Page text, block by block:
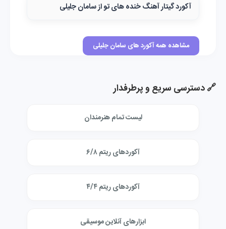
آکورد گیتار آهنگ خنده های تو از سامان جلیلی
مشاهده همه آکورد های سامان جلیلی
🔗 دسترسی سریع و پرطرفدار
لیست تمام هنرمندان
آکوردهای ریتم ۶/۸
آکوردهای ریتم ۴/۴
ابزارهای آنلاین موسیقی